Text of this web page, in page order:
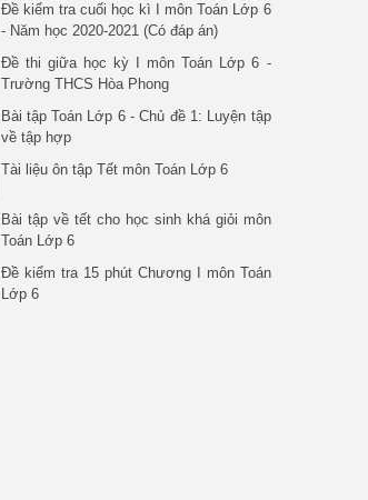
Đề kiểm tra cuối học kì I môn Toán Lớp 6
- Năm học 2020-2021 (Có đáp án)
Đề thi giữa học kỳ I môn Toán Lớp 6 -
Trường THCS Hòa Phong
Bài tập Toán Lớp 6 - Chủ đề 1: Luyện tập
về tập hợp
Tài liệu ôn tập Tết môn Toán Lớp 6
Bài tập về tết cho học sinh khá giỏi môn
Toán Lớp 6
Đề kiểm tra 15 phút Chương I môn Toán
Lớp 6